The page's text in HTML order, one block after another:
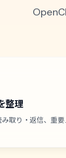
整理
取り・返信、重要